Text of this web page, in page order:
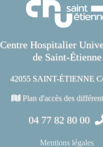
Centre Hospitalier
de Saint-Étienne
42055 SAINT-ÉTIENNE
Plan d'accès des
04 77 82 80 00
Mentions légales